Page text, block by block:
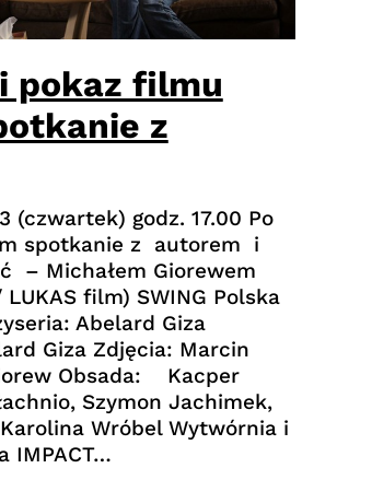
pokaz filmu
z
(czwartek) godz. 17.00 Po
spotkanie z autorem i
– Michałem Giorewem
LUKAS film) SWING Polska
Abelard Giza
Giza Zdjęcia: Marcin
Obsada: Kacper
Szymon Jachimek,
Wróbel Wytwórnia i
IMPACT…